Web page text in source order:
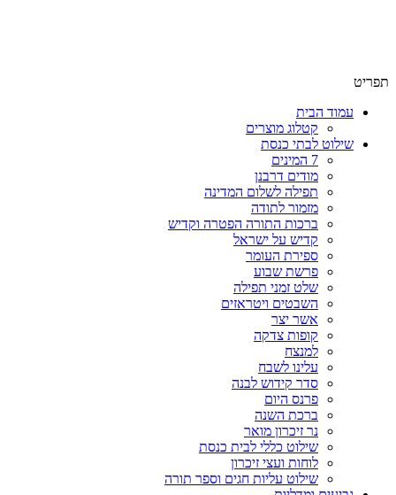
תפריט
עמוד הבית
קטלוג מוצרים
שילוט לבתי כנסת
7 המינים
מודים דרבנן
תפילה לשלום המדינה
מזמור לתודה
ברכות התורה הפטרה וקדיש
קדיש על ישראל
ספירת העומר
פרשת שבוע
שלט זמני תפילה
השבטים ויטראזים
אשר יצר
קופות צדקה
למנצח
עלינו לשבח
סדר קידוש לבנה
פרנס היום
ברכת השנה
נר זיכרון מואר
שילוט כללי לבית כנסת
לוחות ועצי זיכרון
שילוט עליות חגים וספר תורה